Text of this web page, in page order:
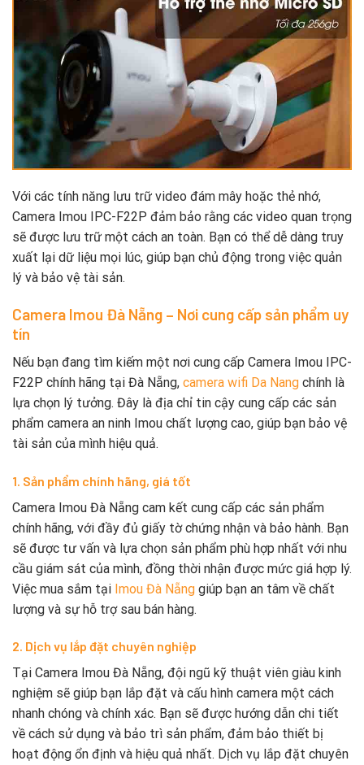
Với các tính năng lưu trữ video đám mây hoặc thẻ nhớ,
Camera Imou IPC-F22P đảm bảo rằng các video quan trọng
sẽ được lưu trữ một cách an toàn. Bạn có thể dễ dàng truy
xuất lại dữ liệu mọi lúc, giúp bạn chủ động trong việc quản
lý và bảo vệ tài sản.
Camera Imou Đà Nẵng – Nơi cung cấp sản phẩm uy
tín
Nếu bạn đang tìm kiếm một nơi cung cấp Camera Imou IPC-
F22P chính hãng tại Đà Nẵng, camera wifi Da Nang chính là
lựa chọn lý tưởng. Đây là địa chỉ tin cậy cung cấp các sản
phẩm camera an ninh Imou chất lượng cao, giúp bạn bảo vệ
tài sản của mình hiệu quả.
1. Sản phẩm chính hãng, giá tốt
Camera Imou Đà Nẵng cam kết cung cấp các sản phẩm
chính hãng, với đầy đủ giấy tờ chứng nhận và bảo hành. Bạn
sẽ được tư vấn và lựa chọn sản phẩm phù hợp nhất với nhu
cầu giám sát của mình, đồng thời nhận được mức giá hợp lý.
Việc mua sắm tại Imou Đà Nẵng giúp bạn an tâm về chất
lượng và sự hỗ trợ sau bán hàng.
2. Dịch vụ lắp đặt chuyên nghiệp
Tại Camera Imou Đà Nẵng, đội ngũ kỹ thuật viên giàu kinh
nghiệm sẽ giúp bạn lắp đặt và cấu hình camera một cách
nhanh chóng và chính xác. Bạn sẽ được hướng dẫn chi tiết
về cách sử dụng và bảo trì sản phẩm, đảm bảo thiết bị
hoạt động ổn định và hiệu quả nhất. Dịch vụ lắp đặt chuyên